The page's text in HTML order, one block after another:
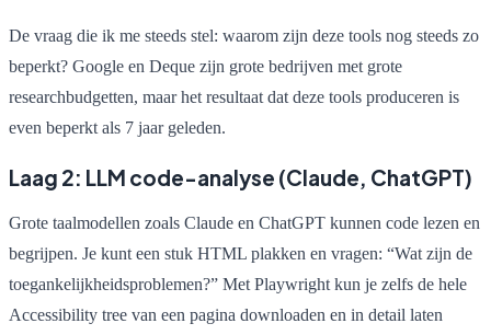
De vraag die ik me steeds stel: waarom zijn deze tools nog steeds zo
beperkt? Google en Deque zijn grote bedrijven met grote
researchbudgetten, maar het resultaat dat deze tools produceren is
even beperkt als 7 jaar geleden.
Laag 2: LLM code-analyse (Claude, ChatGPT)
Grote taalmodellen zoals Claude en ChatGPT kunnen code lezen en
begrijpen. Je kunt een stuk HTML plakken en vragen: “Wat zijn de
toegankelijkheidsproblemen?” Met Playwright kun je zelfs de hele
Accessibility tree van een pagina downloaden en in detail laten